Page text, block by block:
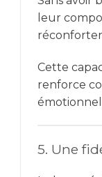
leur
Cette
renforce
5. Une